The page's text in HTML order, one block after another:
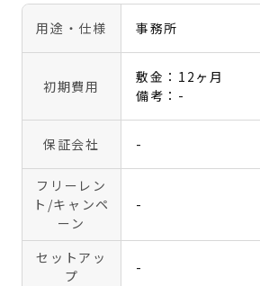
用途・仕様 事務所
初期費用
敷金：12ヶ月
備考：-
保証会社 -
フリーレン
ト /キャンペ
ーン
-
セットアッ
プ
-